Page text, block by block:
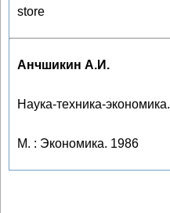
store
Анчшикин А.И.
Наука-техника-экономика.
М. : Экономика. 1986